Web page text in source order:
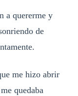
a quererme y
de
me hizo abrir
quedaba